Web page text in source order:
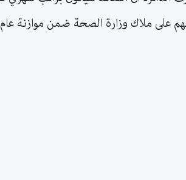
على ملاك وزارة الصحة ضمن موازنة عام 2027.